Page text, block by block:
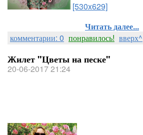
[530x629]
Читать далее...
комментарии: 0 понравилось! вверх^
Жилет "Цветы на песке"
20-06-2017 21:24